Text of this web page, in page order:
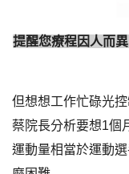
提醒您療程因人而
但想想工作忙碌光
蔡院長分析要想1個
運動量相當於運動